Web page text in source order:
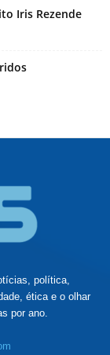
Iris Rezende
política,
ética e o olhar
por ano.